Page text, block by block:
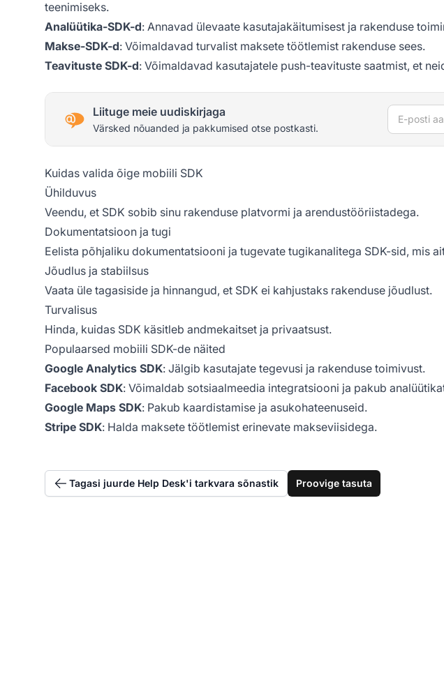
teenimiseks.
Analüütika-SDK-d: Annavad ülevaate kasutajakäitumisest ja rakenduse
Makse-SDK-d: Võimaldavad turvalist maksete töötlemist rakenduse sees.
Teavituste SDK-d: Võimaldavad kasutajatele push-teavituste saatmist, et
Liituge meie uudiskirjaga
Värsked nõuanded ja pakkumised otse postkasti.
E-posti
Kuidas valida õige mobiili SDK
Ühilduvus
Veendu, et SDK sobib sinu rakenduse platvormi ja arendustööriistadega.
Dokumentatsioon ja tugi
Eelista põhjaliku dokumentatsiooni ja tugevate tugikanalitega SDK-sid, mis
Jõudlus ja stabiilsus
Vaata üle tagasiside ja hinnangud, et SDK ei kahjustaks rakenduse jõudlust.
Turvalisus
Hinda, kuidas SDK käsitleb andmekaitset ja privaatsust.
Populaarsed mobiili SDK-de näited
Google Analytics SDK: Jälgib kasutajate tegevusi ja rakenduse toimivust.
Facebook SDK: Võimaldab sotsiaalmeedia integratsiooni ja pakub
Google Maps SDK: Pakub kaardistamise ja asukohateenuseid.
Stripe SDK: Halda maksete töötlemist erinevate makseviisidega.
Tagasi juurde Help Desk'i tarkvara sõnastik Proovige tasuta